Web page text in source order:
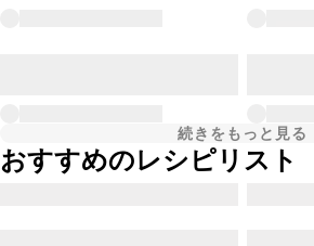
続きをもっと見る
おすすめのレシピリスト